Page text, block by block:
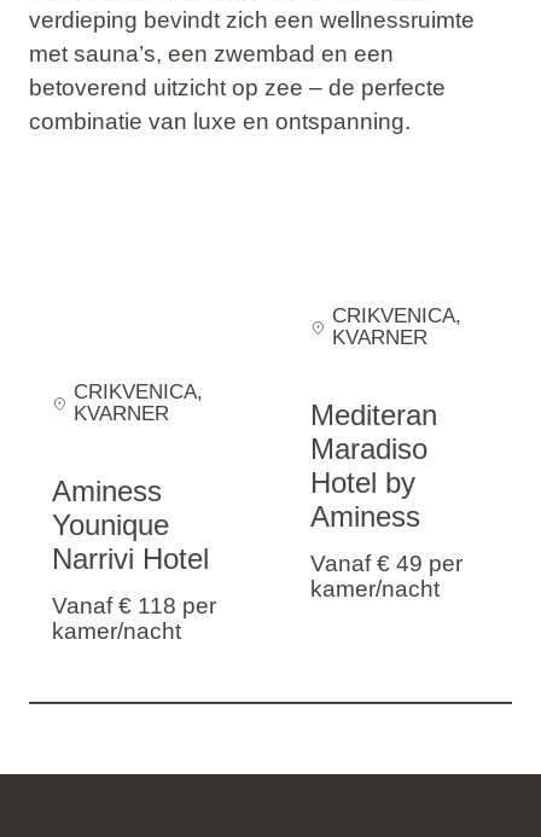
verdieping bevindt zich een wellnessruimte
met sauna’s, een zwembad en een
betoverend uitzicht op zee – de perfecte
combinatie van luxe en ontspanning.
CRIKVENICA,
KVARNER
Aminess
Younique
Narrivi Hotel
Vanaf € 118 per
kamer/nacht
CRIKVENICA,
KVARNER
Mediteran
Maradiso
Hotel by
Aminess
Vanaf € 49 per
kamer/nacht